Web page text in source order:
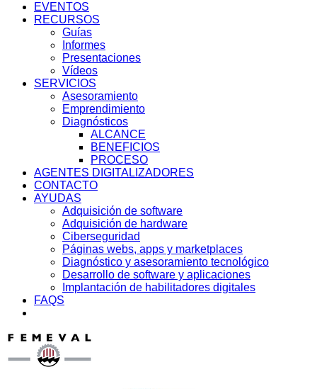
EVENTOS
RECURSOS
Guías
Informes
Presentaciones
Vídeos
SERVICIOS
Asesoramiento
Emprendimiento
Diagnósticos
ALCANCE
BENEFICIOS
PROCESO
AGENTES DIGITALIZADORES
CONTACTO
AYUDAS
Adquisición de software
Adquisición de hardware
Ciberseguridad
Páginas webs, apps y marketplaces
Diagnóstico y asesoramiento tecnológico
Desarrollo de software y aplicaciones
Implantación de habilitadores digitales
FAQS